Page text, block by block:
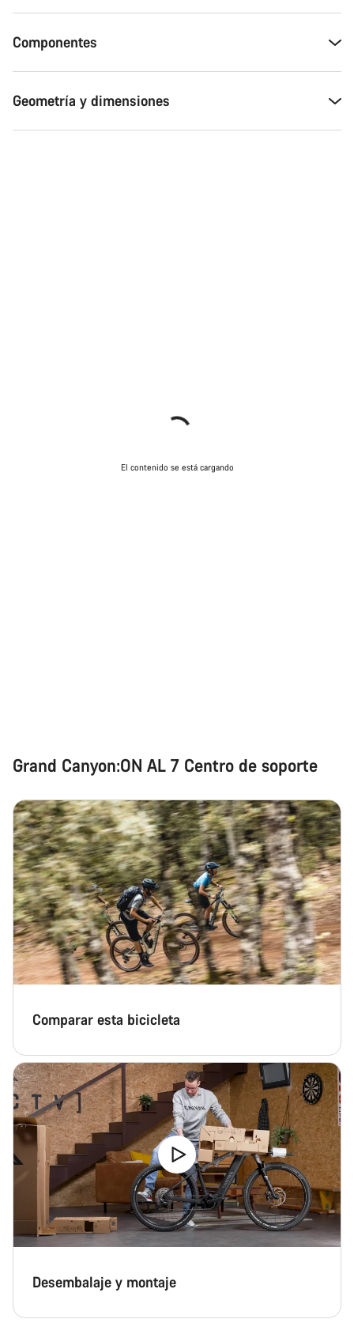
Componentes
Geometría y dimensiones
El contenido se está cargando
Grand Canyon:ON AL 7 Centro de soporte
Comparar esta bicicleta
Desembalaje y montaje